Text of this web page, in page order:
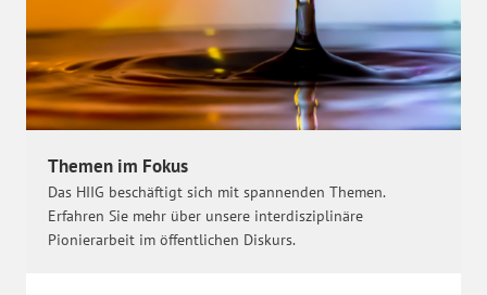
Themen im Fokus
Das HIIG beschäftigt sich mit spannenden Themen.
Erfahren Sie mehr über unsere interdisziplinäre
Pionierarbeit im öffentlichen Diskurs.